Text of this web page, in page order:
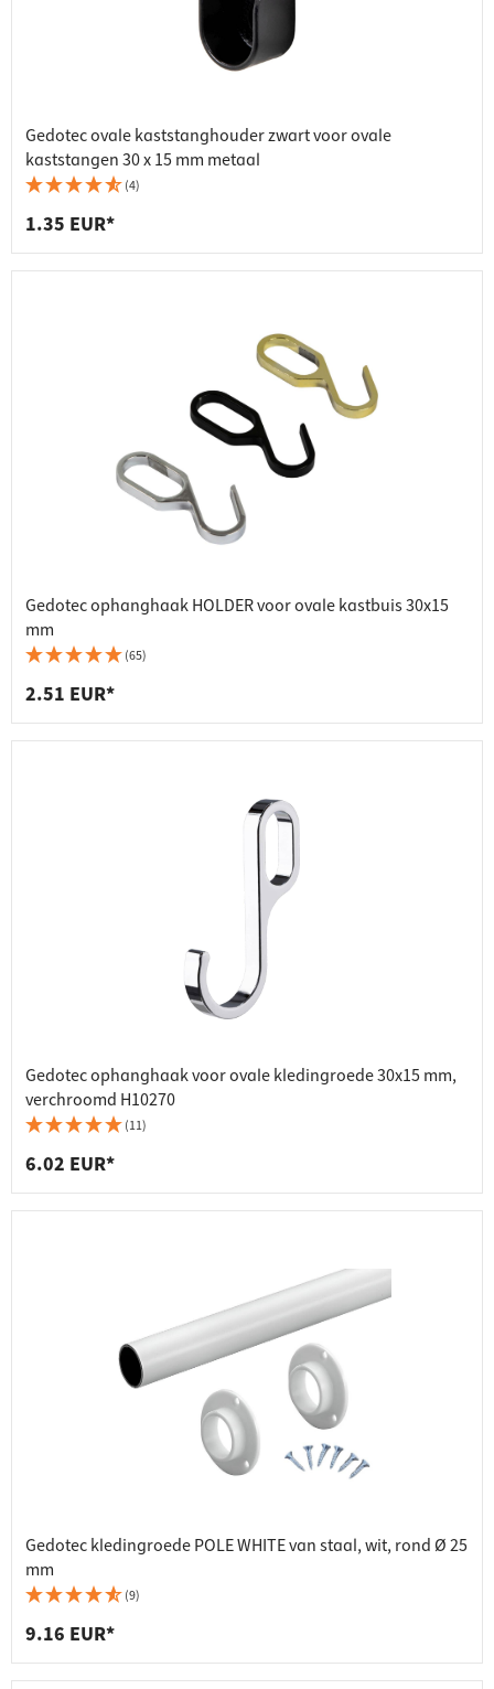
Gedotec ovale kaststanghouder zwart voor ovale
kaststangen 30 x 15 mm metaal
(4)
1.35 EUR*
Gedotec ophanghaak HOLDER voor ovale kastbuis 30x15
mm
(65)
2.51 EUR*
Gedotec ophanghaak voor ovale kledingroede 30x15 mm,
verchroomd H10270
(11)
6.02 EUR*
Gedotec kledingroede POLE WHITE van staal, wit, rond Ø 25
mm
(9)
9.16 EUR*